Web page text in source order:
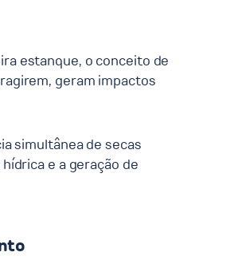
estanque, o conceito de
geram impactos
simultânea de secas
e a geração de